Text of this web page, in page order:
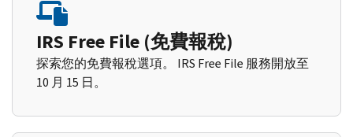
IRS Free File (免費報稅)
探索您的免費報稅選項。 IRS Free File 服務開放至
10 月 15 日。